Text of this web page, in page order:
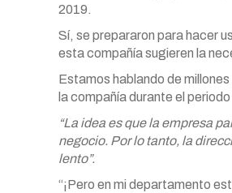
2019.
Sí, se prepararon para hacer
esta compañía sugieren la
Estamos hablando de
la compañía durante el periodo
“La idea es que la empresa
negocio. Por lo tanto, la
lento”.
“¡Pero en mi departamento